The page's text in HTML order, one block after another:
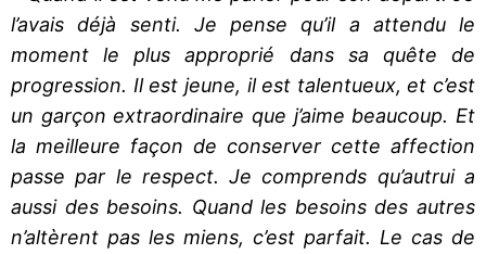
l’avais déjà senti. Je pense qu’il a attendu le
moment le plus approprié dans sa quête de
progression. Il est jeune, il est talentueux, et c’est
un garçon extraordinaire que j’aime beaucoup. Et
la meilleure façon de conserver cette affection
passe par le respect. Je comprends qu’autrui a
aussi des besoins. Quand les besoins des autres
n’altèrent pas les miens, c’est parfait. Le cas de